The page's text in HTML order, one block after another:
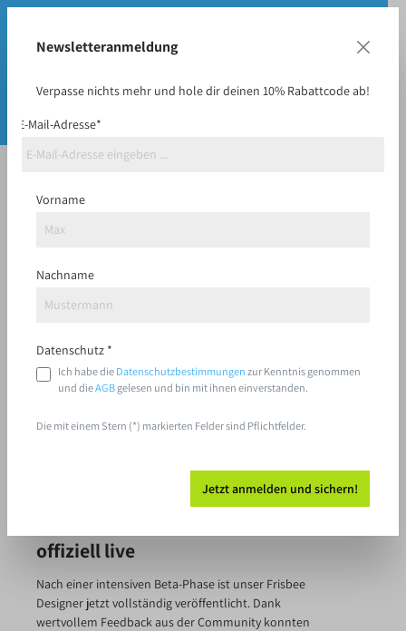
18.12.25
Frisbee selbst gestalten: der Online-
Designer von Frisbeeshop
Gestalte deine Frisbee! Intuitiv,
Mit unserem Frisbee Designer wird
Individualisierung so einfach wie nie. In wenigen
direkt im Browser, ohne Software-Installation und
offiziell live
Nach einer intensiven Beta-Phase ist unser Frisbee
Designer jetzt vollständig veröffentlicht. Dank
wertvollem Feedback aus der Community konnten
Newsletteranmeldung
Verpasse nichts mehr und hole dir deinen 10% Rabattcode ab!
E-Mail-Adresse*
Vorname
Nachname
Datenschutz *
Ich habe dieDatenschutzbestimmungenzur Kenntnis genommen
und dieAGBgelesen und bin mit ihnen einverstanden.
Die mit einem Stern (*) markierten Felder sind Pflichtfelder.
Jetzt anmelden und sichern!